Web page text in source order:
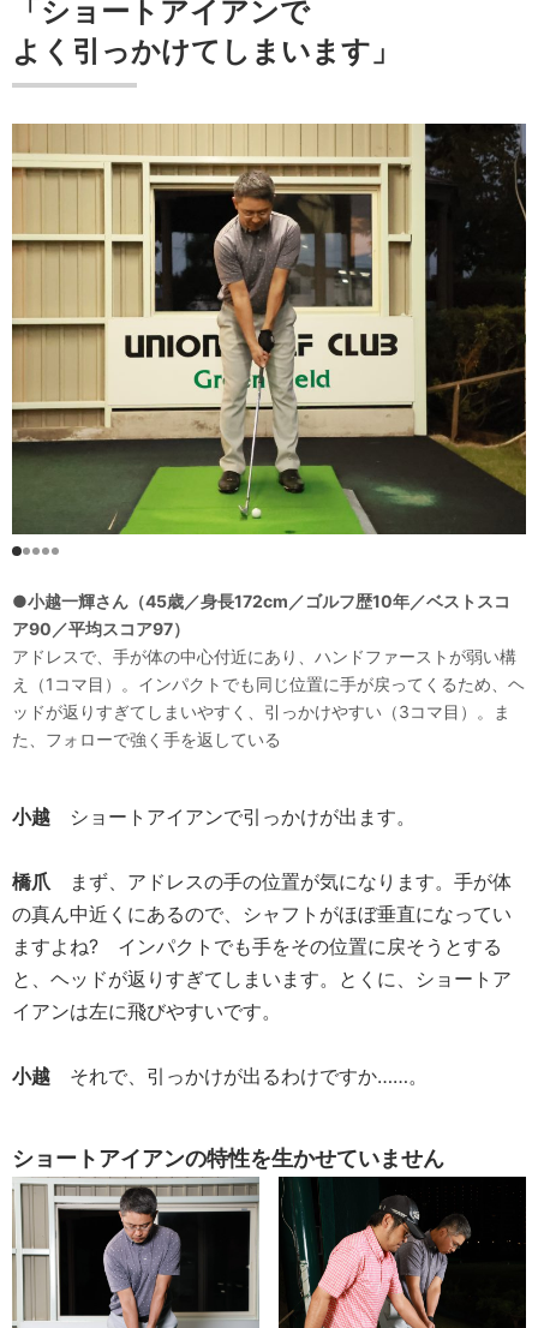
「ショートアイアンで
よく引っかけてしまいます」
●小越一輝さん（45歳／身長172cm／ゴルフ歴10年／ベストスコ
ア90／平均スコア97）
アドレスで、手が体の中心付近にあり、ハンドファーストが弱い構
え（1コマ目）。インパクトでも同じ位置に手が戻ってくるため、ヘ
ッドが返りすぎてしまいやすく、引っかけやすい（3コマ目）。ま
た、フォローで強く手を返している
小越 ショートアイアンで引っかけが出ます。
橋爪
まず、アドレスの手の位置が気になります。手が体
の真ん中近くにあるので、シャフトがほぼ垂直になってい
ますよね? インパクトでも手をその位置に戻そうとする
と、ヘッドが返りすぎてしまいます。とくに、ショートア
イアンは左に飛びやすいです。
小越 それで、引っかけが出るわけですか……。
ショートアイアンの特性を生かせていません